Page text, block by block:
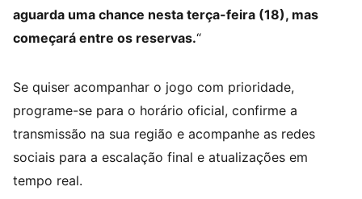
aguarda uma chance nesta terça-feira (18), mas
começará entre os reservas.“
Se quiser acompanhar o jogo com prioridade,
programe-se para o horário oficial, confirme a
transmissão na sua região e acompanhe as redes
sociais para a escalação final e atualizações em
tempo real.